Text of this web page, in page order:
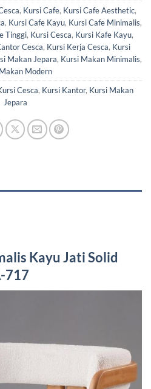
, Kursi Cafe, Kursi Cafe Aesthetic,
, Kursi Cafe Kayu, Kursi Cafe Minimalis,
Tinggi, Kursi Cesca, Kursi Kafe Kayu,
Cesca, Kursi Kerja Cesca, Kursi
Makan Jepara, Kursi Makan Minimalis,
Modern
Cesca, Kursi Kantor, Kursi Makan
Jepara
Kayu Jati Solid
717